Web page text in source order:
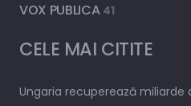
VOX PUBLICA 41
CELE MAI CITITE
Ungaria recuperează